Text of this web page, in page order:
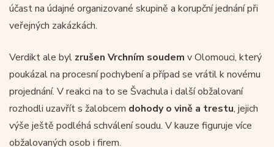
účast na údajné organizované skupině a korupční jednání při
veřejných zakázkách.
Verdikt ale byl zrušen Vrchním soudem v Olomouci, který
poukázal na procesní pochybení a případ se vrátil k novému
projednání. V reakci na to se Švachula i další obžalovaní
rozhodli uzavřít s žalobcem dohody o vině a trestu, jejich
výše ještě podléhá schválení soudu. V kauze figuruje více
obžalovaných osob i firem.